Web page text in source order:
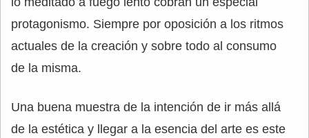
protagonismo. Siempre por oposición a los ritmos
actuales de la creación y sobre todo al consumo
de la misma.
Una buena muestra de la intención de ir más allá
de la estética y llegar a la esencia del arte es este